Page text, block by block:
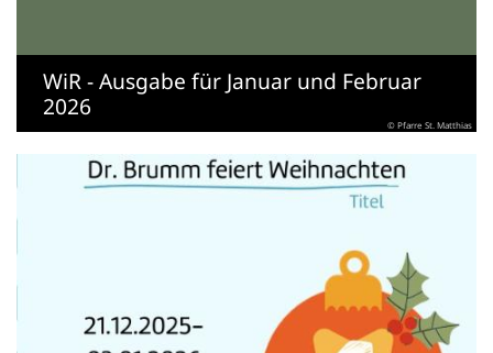
WiR - Ausgabe für Januar und Februar
2026
© Pfarre St. Matthias